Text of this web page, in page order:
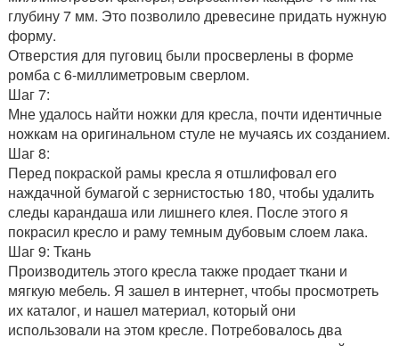
глубину 7 мм. Это позволило древесине придать нужную
форму.
Отверстия для пуговиц были просверлены в форме
ромба с 6-миллиметровым сверлом.
Шаг 7:
Мне удалось найти ножки для кресла, почти идентичные
ножкам на оригинальном стуле не мучаясь их созданием.
Шаг 8:
Перед покраской рамы кресла я отшлифовал его
наждачной бумагой с зернистостью 180, чтобы удалить
следы карандаша или лишнего клея. После этого я
покрасил кресло и раму темным дубовым слоем лака.
Шаг 9: Ткань
Производитель этого кресла также продает ткани и
мягкую мебель. Я зашел в интернет, чтобы просмотреть
их каталог, и нашел материал, который они
использовали на этом кресле. Потребовалось два